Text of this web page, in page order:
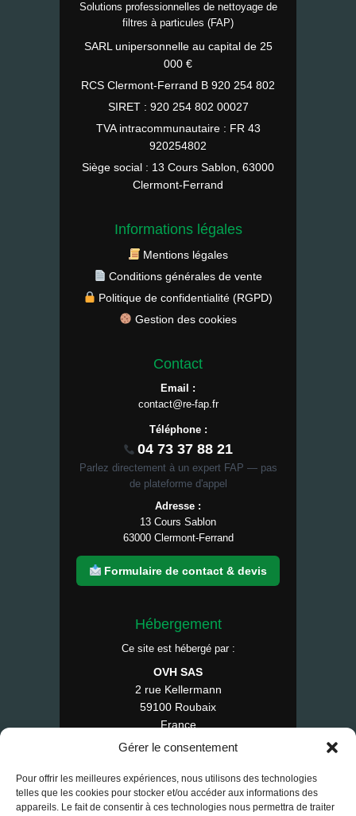
Gérer le consentement
Pour offrir les meilleures expériences, nous utilisons des technologies
telles que les cookies pour stocker et/ou accéder aux informations des
appareils. Le fait de consentir à ces technologies nous permettra de traiter
Solutions professionnelles de nettoyage de
filtres à particules (FAP)
SARL unipersonnelle au capital de 25
000 €
RCS Clermont-Ferrand B 920 254 802
SIRET : 920 254 802 00027
TVA intracommunautaire : FR 43
920254802
Siège social : 13 Cours Sablon, 63000
Clermont-Ferrand
Informations légales
Mentions légales
Conditions générales de vente
Politique de confidentialité (RGPD)
Gestion des cookies
Contact
Email :
contact@re-fap.fr
Téléphone :
04 73 37 88 21
Parlez directement à un expert FAP — pas
de plateforme d'appel
Adresse :
13 Cours Sablon
63000 Clermont-Ferrand
Formulaire de contact & devis
Hébergement
Ce site est hébergé par :
OVH SAS
2 rue Kellermann
59100 Roubaix
France
Tél : 1007
© 2025 RE-FAP — Tous droits réservés.